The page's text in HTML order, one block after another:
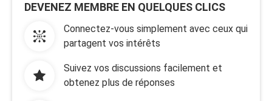
DEVENEZ MEMBRE EN QUELQUES CLICS
Connectez-vous simplement avec ceux qui
partagent vos intérêts
Suivez vos discussions facilement et
obtenez plus de réponses